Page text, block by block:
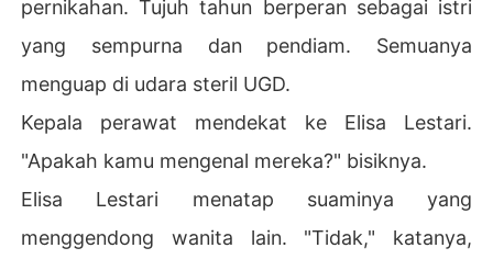
pernikahan. Tujuh tahun berperan sebagai istri
yang sempurna dan pendiam. Semuanya
menguap di udara steril UGD.
Kepala perawat mendekat ke Elisa Lestari.
"Apakah kamu mengenal mereka?" bisiknya.
Elisa Lestari menatap suaminya yang
menggendong wanita lain. "Tidak," katanya,